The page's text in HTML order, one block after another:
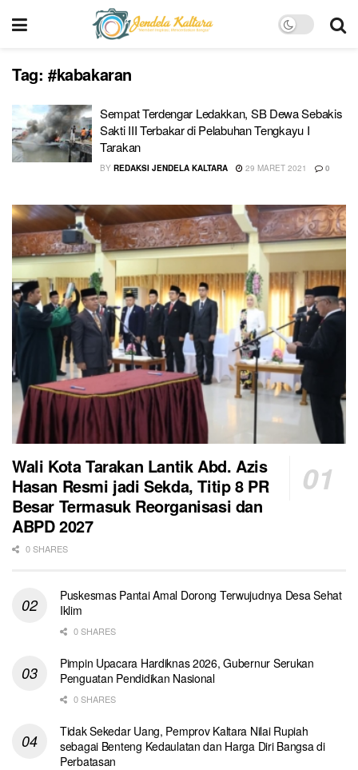
Tag: #kabakaran
Sempat Terdengar Ledakkan, SB Dewa Sebakis
Sakti III Terbakar di Pelabuhan Tengkayu I
Tarakan
BY REDAKSI JENDELA KALTARA 29 MARET 2021 0
Wali Kota Tarakan Lantik Abd. Azis
Hasan Resmi jadi Sekda, Titip 8 PR
Besar Termasuk Reorganisasi dan
ABPD 2027
0 SHARES
Puskesmas Pantai Amal Dorong Terwujudnya Desa Sehat
Iklim
0 SHARES
Pimpin Upacara Hardiknas 2026, Gubernur Serukan
Penguatan Pendidikan Nasional
0 SHARES
Tidak Sekedar Uang, Pemprov Kaltara Nilai Rupiah
sebagai Benteng Kedaulatan dan Harga Diri Bangsa di
Perbatasan